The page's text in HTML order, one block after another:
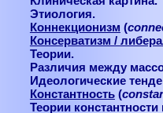
Этиология.
Коннекционизм (
Консерватизм /
Теории.
Различия между
Идеологические
Константность(
Теории